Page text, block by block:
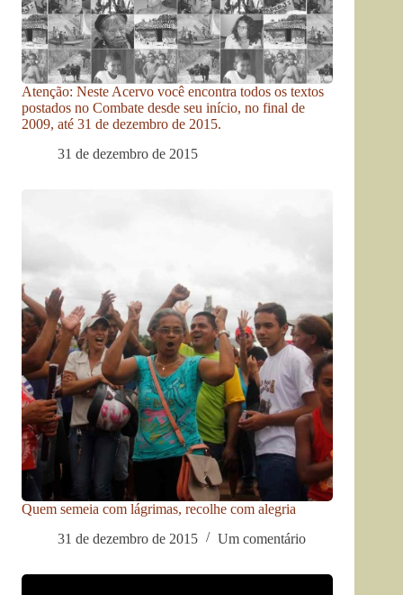
Atenção: Neste Acervo você encontra todos os textos
postados no Combate desde seu início, no final de
2009, até 31 de dezembro de 2015.
31 de dezembro de 2015
Quem semeia com lágrimas, recolhe com alegria
31 de dezembro de 2015
Um comentário